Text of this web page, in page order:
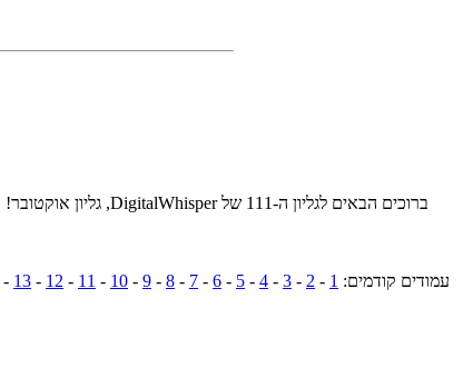
ברוכים הבאים לגליון ה-111 של DigitalWhisper, גליון אוקטובר! תקופת החגים כבר כאן, מה שמגדיל את הסיכוי לכך שאתם קוראים את הגליון מחוץ לביתכם (אצל ההורים? בנופש בצפון? באיזו בירה אירופאית? באמצ..
עמודים קודמים: 1
-
2
-
3
-
4
-
5
-
6
-
7
-
8
-
9
-
10
-
11
-
12
-
13
-